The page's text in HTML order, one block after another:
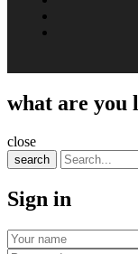
what are you
close
search
Sign in